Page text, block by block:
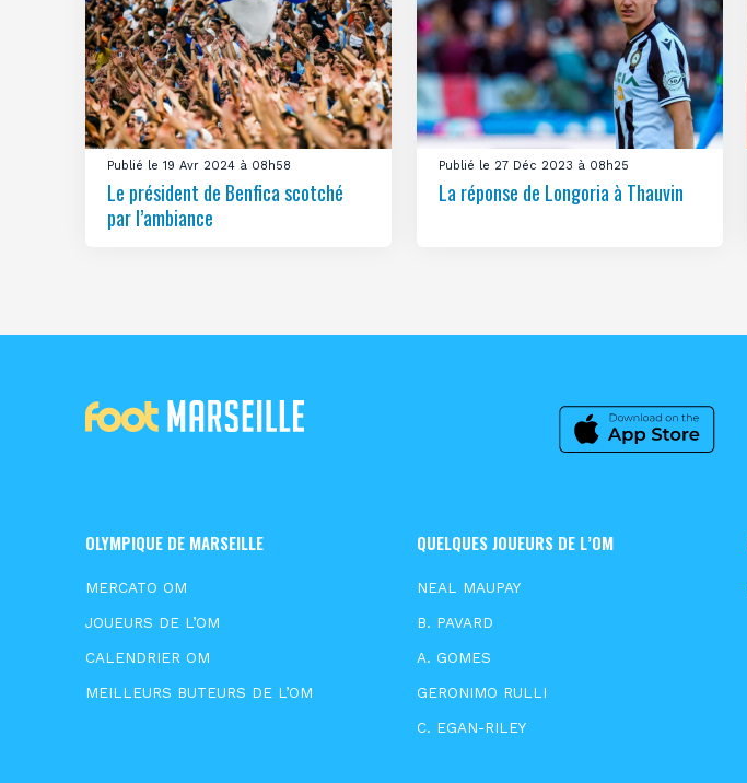
Publié le 19 Avr 2024 à 08h58
Le président de Benfica scotché
par l’ambiance
Publié le 27 Déc 2023 à 08h25
La réponse de Longoria à Thauvin
OLYMPIQUE DE MARSEILLE
MERCATO OM
JOUEURS DE L’OM
CALENDRIER OM
MEILLEURS BUTEURS DE L’OM
QUELQUES JOUEURS DE L’OM
NEAL MAUPAY
B. PAVARD
A. GOMES
GERONIMO RULLI
C. EGAN-RILEY